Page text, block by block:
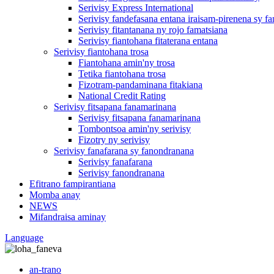
Serivisy Express International
Serivisy fandefasana entana iraisam-pirenena sy
Serivisy fitantanana ny rojo famatsiana
Serivisy fiantohana fitaterana entana
Serivisy fiantohana trosa
Fiantohana amin'ny trosa
Tetika fiantohana trosa
Fizotram-pandaminana fitakiana
National Credit Rating
Serivisy fitsapana fanamarinana
Serivisy fitsapana fanamarinana
Tombontsoa amin'ny serivisy
Fizotry ny serivisy
Serivisy fanafarana sy fanondranana
Serivisy fanafarana
Serivisy fanondranana
Efitrano fampirantiana
Momba anay
NEWS
Mifandraisa aminay
Language
an-trano